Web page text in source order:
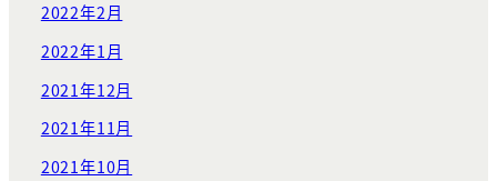
2022年2月
2022年1月
2021年12月
2021年11月
2021年10月